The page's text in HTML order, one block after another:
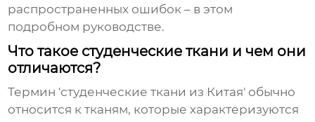
распространенных ошибок – в этом
подробном руководстве.
Что такое студенческие ткани и чем они
отличаются?
Термин 'студенческие ткани из Китая' обычно
относится к тканям, которые характеризуются